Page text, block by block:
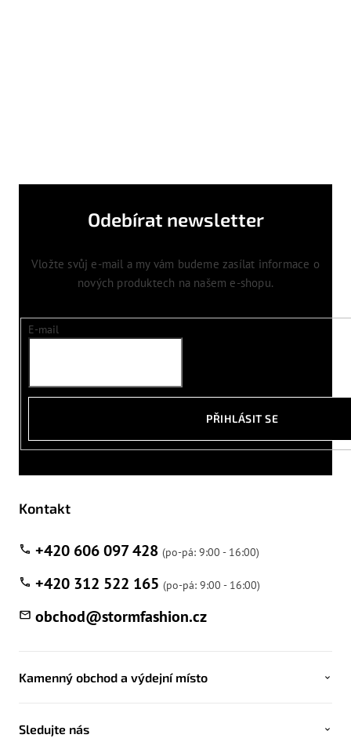
Odebírat newsletter
Vložte svůj e-mail a my vám budeme zasílat informace o
nových produktech na našem e-shopu.
E-mail
PŘIHLÁSIT SE
Kontakt
obchod@stormfashion.cz
+420 606 097 428
+420 312 522 165
Kamenný obchod a výdejní místo
Sledujte nás